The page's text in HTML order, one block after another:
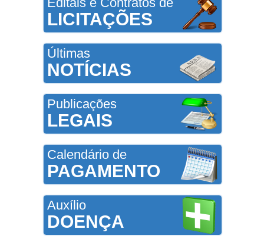
LICITAÇÕES
Últimas
NOTÍCIAS
Publicações
LEGAIS
Calendário de
PAGAMENTO
Auxílio
DOENÇA